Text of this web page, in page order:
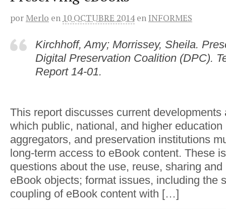
por Merlo en 10 OCTUBRE 2014 enINFORMES
Kirchhoff, Amy; Morrissey, Sheila.
Digital Preservation Coalition (DPC).
Report 14-01.
This report discusses current developments
which public, national, and higher
aggregators, and preservation institutions
long-term access to eBook content. These
questions about the use, reuse, sharing
eBook objects; format issues, including the
coupling of eBook content with […]